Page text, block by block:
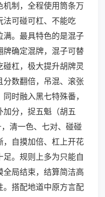
制，全程使用筒条万
法可碰可杠、不能吃
满。最具特色的是混子
牌确定混牌，混子可替
杠，极大提升胡牌灵
分数翻倍，吊混、滚张
时融入黑七特殊番，
分，捉五魁（胡五
清一色、七对、碰碰
，自摸加倍、杠上开花
足。规则上多为只能自
局结束，结算简洁高
。搭配地道中原方言配